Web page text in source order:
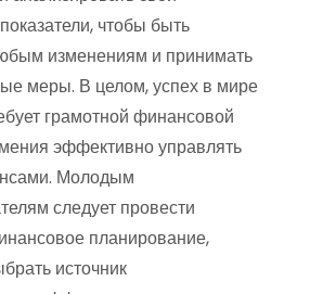
чтобы быть
изменениям и принимать
меры. В целом, успех в мире
грамотной финансовой
эффективно управлять
Молодым
следует провести
планирование,
источник